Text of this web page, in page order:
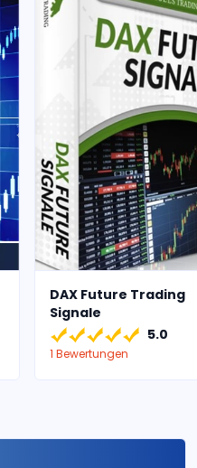
DAX Future Trading
Signale
5.0
1 Bewertungen